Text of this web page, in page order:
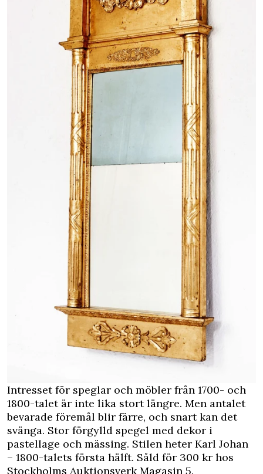
Intresset för speglar och möbler från 1700- och
1800-talet är inte lika stort längre. Men antalet
bevarade föremål blir färre, och snart kan det
svänga. Stor förgylld spegel med dekor i
pastellage och mässing. Stilen heter Karl Johan
– 1800-talets första hälft. Såld för 300 kr hos
Stockholms Auktionsverk Magasin 5.